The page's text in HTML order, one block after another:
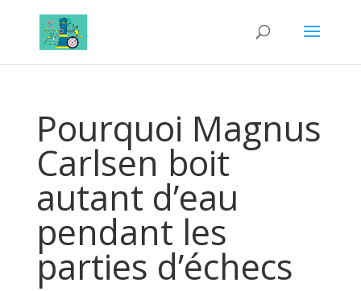
Pourquoi Magnus
Carlsen boit
autant d’eau
pendant les
parties d’échecs